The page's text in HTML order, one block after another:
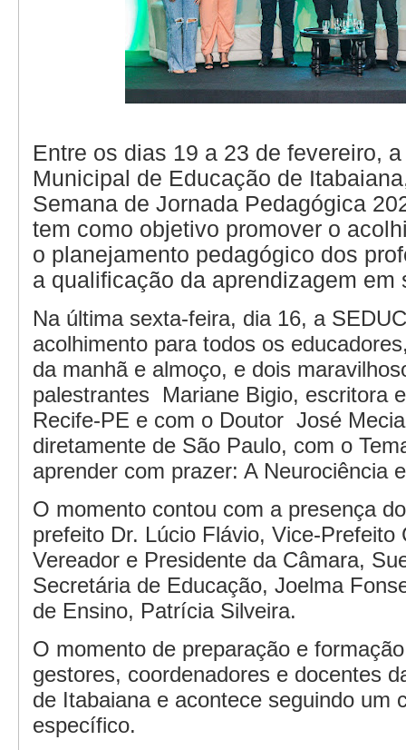
Entre os dias 19 a 23 de fevereiro,
Municipal de Educação de
Semana de Jornada Pedagógica
tem como objetivo promover o
o planejamento pedagógico dos
a qualificação da aprendizagem
Na última sexta-feira, dia 16, a
acolhimento para todos os
da manhã e almoço, e dois
palestrantes Mariane Bigio, escritora
Recife-PE e com o Doutor José
diretamente de São Paulo, com o
aprender com prazer: A Neurociência
O momento contou com a presença
prefeito Dr. Lúcio Flávio, Vice-Prefeito
Vereador e Presidente da Câmara,
Secretária de Educação, Joelma
de Ensino, Patrícia Silveira.
O momento de preparação e
gestores, coordenadores e docentes
de Itabaiana e acontece seguindo um
específico.